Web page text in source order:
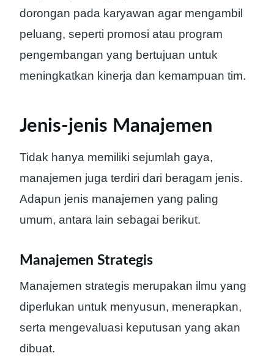
dorongan pada karyawan agar mengambil
peluang, seperti promosi atau program
pengembangan yang bertujuan untuk
meningkatkan kinerja dan kemampuan tim.
Jenis-jenis Manajemen
Tidak hanya memiliki sejumlah gaya,
manajemen juga terdiri dari beragam jenis.
Adapun jenis manajemen yang paling
umum, antara lain sebagai berikut.
Manajemen Strategis
Manajemen strategis merupakan ilmu yang
diperlukan untuk menyusun, menerapkan,
serta mengevaluasi keputusan yang akan
dibuat.